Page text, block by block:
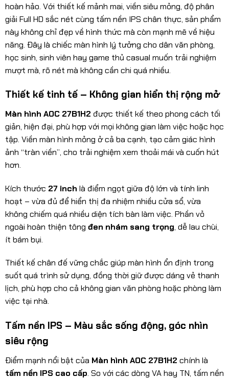
hoàn hảo. Với thiết kế mảnh mai, viền siêu mỏng, độ phân
giải Full HD sắc nét cùng tấm nền IPS chân thực, sản phẩm
này không chỉ đẹp về hình thức mà còn mạnh mẽ về hiệu
năng. Đây là chiếc màn hình lý tưởng cho dân văn phòng,
học sinh, sinh viên hay game thủ casual muốn trải nghiệm
mượt mà, rõ nét mà không cần chi quá nhiều.
Thiết kế tinh tế – Không gian hiển thị rộng mở
Màn hình AOC 27B1H2 được thiết kế theo phong cách tối
giản, hiện đại, phù hợp với mọi không gian làm việc hoặc học
tập. Viền màn hình mỏng ở cả ba cạnh, tạo cảm giác hình
ảnh “tràn viền”, cho trải nghiệm xem thoải mái và cuốn hút
hơn.
Kích thước 27 inch là điểm ngọt giữa độ lớn và tính linh
hoạt – vừa đủ để hiển thị đa nhiệm nhiều cửa sổ, vừa
không chiếm quá nhiều diện tích bàn làm việc. Phần vỏ
ngoài hoàn thiện tông đen nhám sang trọng, dễ lau chùi,
ít bám bụi.
Thiết kế chân đế vững chắc giúp màn hình ổn định trong
suốt quá trình sử dụng, đồng thời giữ được dáng vẻ thanh
lịch, phù hợp cho cả không gian văn phòng hoặc phòng làm
việc tại nhà.
Tấm nền IPS – Màu sắc sống động, góc nhìn
siêu rộng
Điểm mạnh nổi bật của Màn hình AOC 27B1H2 chính là
tấm nền IPS cao cấp. So với các dòng VA hay TN, tấm nền